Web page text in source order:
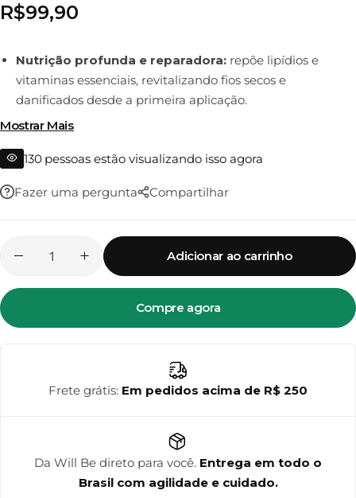
R$99,90
Nutrição profunda e reparadora:repõe lipídios e
vitaminas essenciais, revitalizando fios secos e
danificados desde a primeira aplicação.
Brilho imediato e toque leve:
dos fios com acabamento luminoso e sem oleosidade.
Proteção e selagem inteligente:
natural contra o calor, a poluição e o ressecamento,
Mostrar Mais
130 pessoas estão visualizando isso agora
Fazer uma pergunta Compartilhar
Adicionar ao carrinho
Compre agora
Frete grátis: Em pedidos acima de R$ 250
Da Will Be direto para você. Entrega em todo o
Brasil com agilidade e cuidado.